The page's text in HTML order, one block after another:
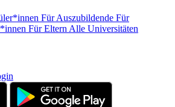
Für Auszubildende Für
Für Eltern Alle Universitäten